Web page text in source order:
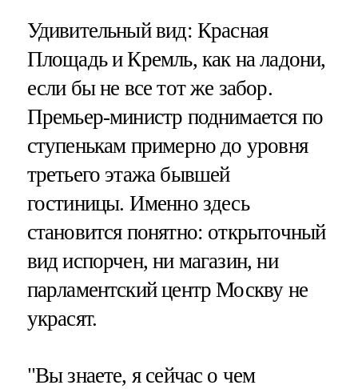
Удивительный вид: Красная
Площадь и Кремль, как на ладони,
если бы не все тот же забор.
Премьер-министр поднимается по
ступенькам примерно до уровня
третьего этажа бывшей
гостиницы. Именно здесь
становится понятно: открыточный
вид испорчен, ни магазин, ни
парламентский центр Москву не
украсят.
"Вы знаете, я сейчас о чем